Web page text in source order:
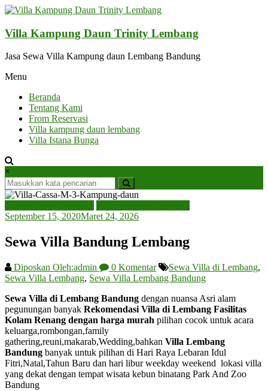
Lompat
konten
Villa Kampung Daun Trinity Lembang
Jasa Sewa Villa Kampung daun Lembang Bandung
Menu
Beranda
Tentang Kami
From Reservasi
Villa kampung daun lembang
Villa Istana Bunga
×
September 15, 2020Maret 24, 2026
Sewa Villa Bandung Lembang
Diposkan Oleh:admin 0 Komentar Sewa Villa di Lembang,
Sewa Villa Lembang, Sewa Villa Lembang Bandung
Sewa Villa di Lembang Bandung dengan nuansa Asri alam
pegunungan banyak Rekomendasi Villa di Lembang Fasilitas
Kolam Renang dengan harga murah pilihan cocok untuk acara
keluarga,rombongan,family
gathering,reuni,makarab,Wedding,bahkan Villa Lembang
Bandung banyak untuk pilihan di Hari Raya Lebaran Idul
Fitri,Natal,Tahun Baru dan hari libur weekday weekend lokasi villa
yang dekat dengan tempat wisata kebun binatang Park And Zoo
Bandung